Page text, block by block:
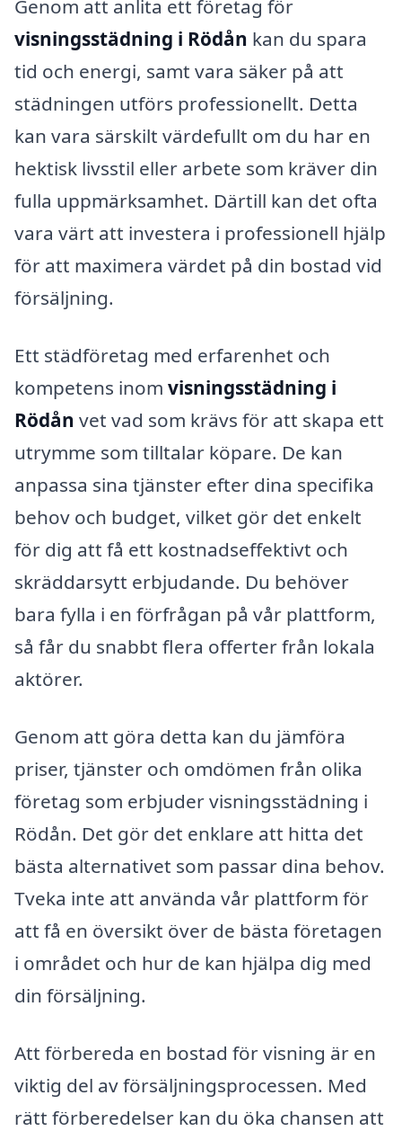
Genom att anlita ett företag för
visningsstädning i Rödån kan du spara
tid och energi, samt vara säker på att
städningen utförs professionellt. Detta
kan vara särskilt värdefullt om du har en
hektisk livsstil eller arbete som kräver din
fulla uppmärksamhet. Därtill kan det ofta
vara värt att investera i professionell hjälp
för att maximera värdet på din bostad vid
försäljning.
Ett städföretag med erfarenhet och
kompetens inom visningsstädning i
Rödån vet vad som krävs för att skapa ett
utrymme som tilltalar köpare. De kan
anpassa sina tjänster efter dina specifika
behov och budget, vilket gör det enkelt
för dig att få ett kostnadseffektivt och
skräddarsytt erbjudande. Du behöver
bara fylla i en förfrågan på vår plattform,
så får du snabbt flera offerter från lokala
aktörer.
Genom att göra detta kan du jämföra
priser, tjänster och omdömen från olika
företag som erbjuder visningsstädning i
Rödån. Det gör det enklare att hitta det
bästa alternativet som passar dina behov.
Tveka inte att använda vår plattform för
att få en översikt över de bästa företagen
i området och hur de kan hjälpa dig med
din försäljning.
Att förbereda en bostad för visning är en
viktig del av försäljningsprocessen. Med
rätt förberedelser kan du öka chansen att